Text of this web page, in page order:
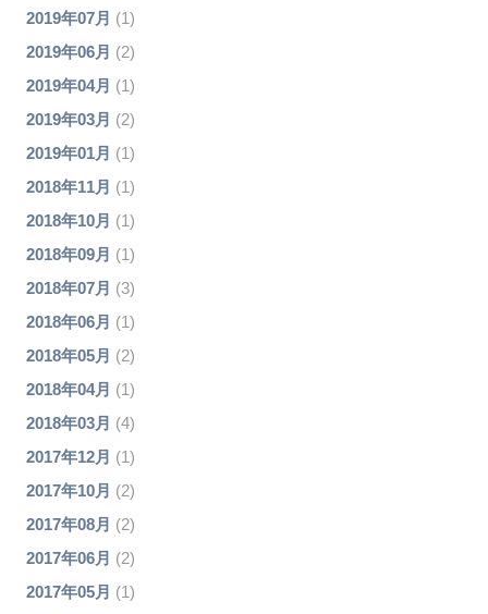
2019年07月 (1)
2019年06月 (2)
2019年04月 (1)
2019年03月 (2)
2019年01月 (1)
2018年11月 (1)
2018年10月 (1)
2018年09月 (1)
2018年07月 (3)
2018年06月 (1)
2018年05月 (2)
2018年04月 (1)
2018年03月 (4)
2017年12月 (1)
2017年10月 (2)
2017年08月 (2)
2017年06月 (2)
2017年05月 (1)